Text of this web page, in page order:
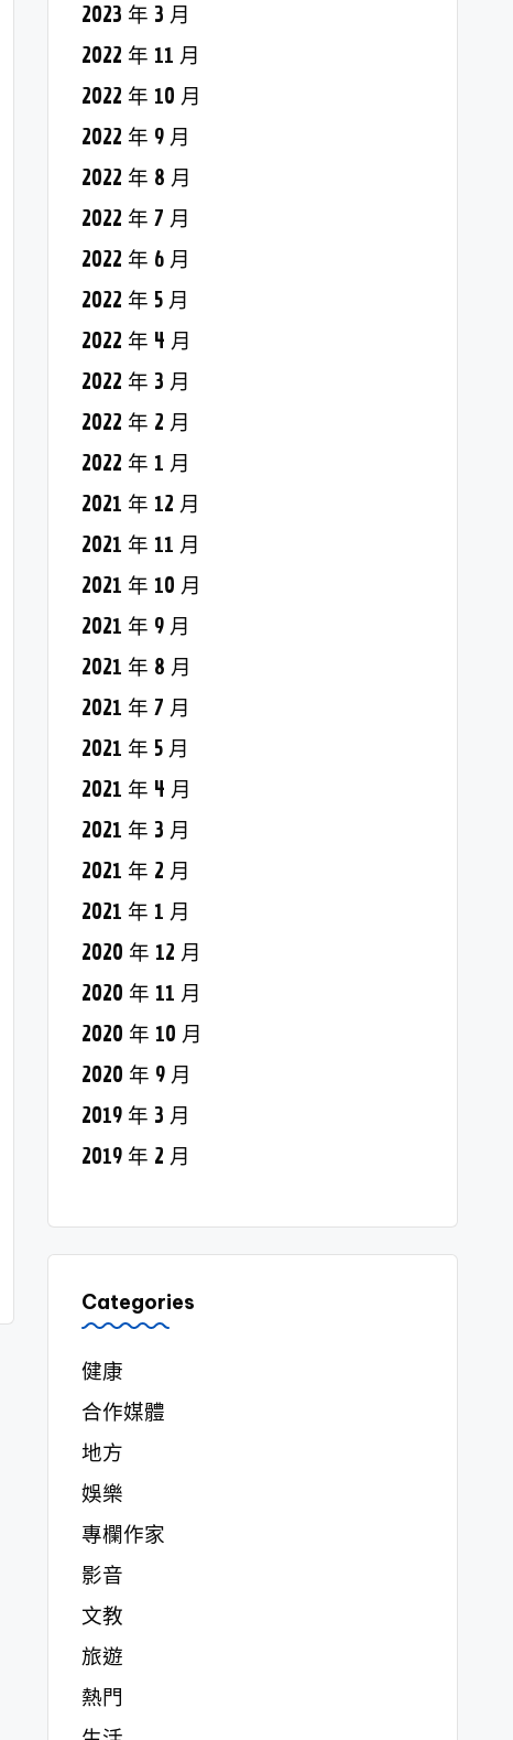
2023 年 3 月
2022 年 11 月
2022 年 10 月
2022 年 9 月
2022 年 8 月
2022 年 7 月
2022 年 6 月
2022 年 5 月
2022 年 4 月
2022 年 3 月
2022 年 2 月
2022 年 1 月
2021 年 12 月
2021 年 11 月
2021 年 10 月
2021 年 9 月
2021 年 8 月
2021 年 7 月
2021 年 5 月
2021 年 4 月
2021 年 3 月
2021 年 2 月
2021 年 1 月
2020 年 12 月
2020 年 11 月
2020 年 10 月
2020 年 9 月
2019 年 3 月
2019 年 2 月
Categories
健康
合作媒體
地方
娛樂
專欄作家
影音
文教
旅遊
熱門